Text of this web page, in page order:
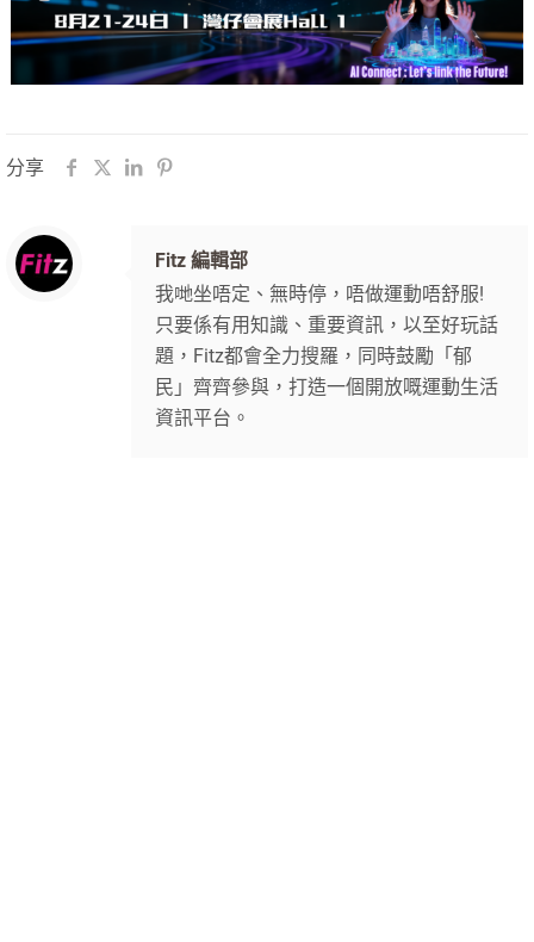
分享
Fitz 編輯部
我哋坐唔定、無時停，唔做運動唔舒服!
只要係有用知識、重要資訊，以至好玩話
題，Fitz都會全力搜羅，同時鼓勵「郁
民」齊齊參與，打造一個開放嘅運動生活
資訊平台。